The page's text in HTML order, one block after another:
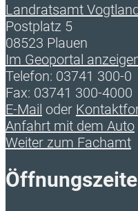
Landratsamt
Postplatz 5
08523 Plauen
Im Geoportal
Telefon: 03741 300-0
Fax: 03741 300-4000
E-Mail oder
Anfahrt mit dem Auto
Weiter zum Fachamt